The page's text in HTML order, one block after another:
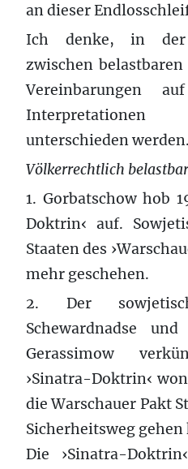
an dieser
Ich denke, in der
zwischen
Vereinbarungen
unterschieden werden.
Völkerrechtlich
1. Gorbatschow hob
Doktrin‹ auf.
Staaten des
mehr geschehen.
2. Der
Schewardnadse
Gerassimow
›Sinatra-Doktrin‹
die Warschauer Pakt
Sicherheitsweg
Die ›Sinatra-